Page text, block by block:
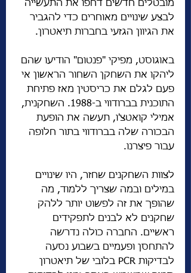
מובטלים חדשים דחפו את התעשייה
לבצע שינויים מאוחרים כדי להגביר
את הגיוון הגזעי בחברות תיאטרון.
באוגוסט, מפיקי "פנטום" הודיעו שהם
ליהקו את השחקן השחור הראשון אי
פעם לגלם את כריסטין מאז פתיחת
התוכנית בברודווי ב-1988. השחקנית,
אמילי קואטצ'ו, תעשה את הופעת
הבכורה שלה בברודווי בתור חלופה
עבור פיצרנו.
לצוות השחקנים שחזר, היו שינויים
במילים ובמה שצריך ללמוד, מה
שהופך את זה לפשוט יותר ללהק
שחקנים לא לבנים לתפקידים
ראשיים. החברה כולה נדרשה
להתחסן ופעמיים בשבוע נסעה
לבדיקות PCR בלובי של תיאטרון